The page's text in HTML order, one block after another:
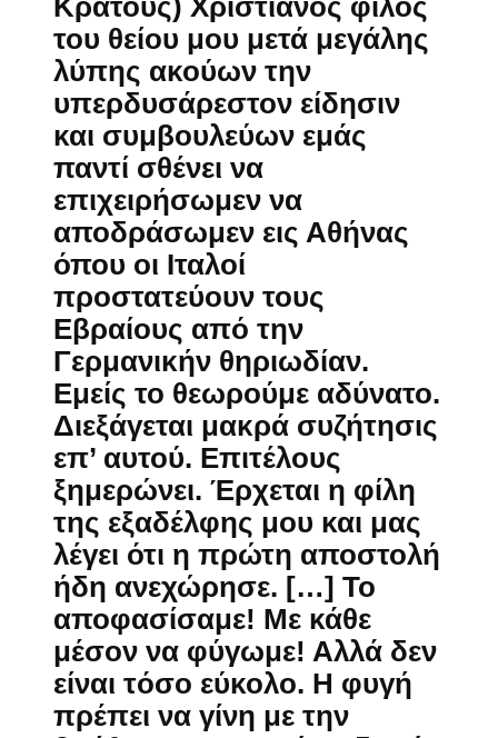
Κράτους) Χριστιανός φίλος
του θείου μου μετά μεγάλης
λύπης ακούων την
υπερδυσάρεστον είδησιν
και συμβουλεύων εμάς
παντί σθένει να
επιχειρήσωμεν να
αποδράσωμεν εις Αθήνας
όπου οι Ιταλοί
προστατεύουν τους
Εβραίους από την
Γερμανικήν θηριωδίαν.
Εμείς το θεωρούμε αδύνατο.
Διεξάγεται μακρά συζήτησις
επ’ αυτού. Επιτέλους
ξημερώνει. Έρχεται η φίλη
της εξαδέλφης μου και μας
λέγει ότι η πρώτη αποστολή
ήδη ανεχώρησε. […] Το
αποφασίσαμε! Με κάθε
μέσον να φύγωμε! Αλλά δεν
είναι τόσο εύκολο. Η φυγή
πρέπει να γίνη με την